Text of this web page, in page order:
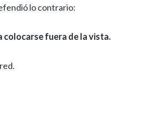
lo contrario:
colocarse fuera de la vista.